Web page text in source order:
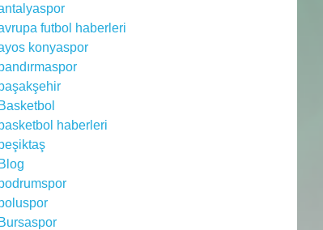
futbol haberleri
konyaspor
bandırmaspor
başakşehir
Basketbol
basketbol haberleri
beşiktaş
Blog
bodrumspor
boluspor
Bursaspor